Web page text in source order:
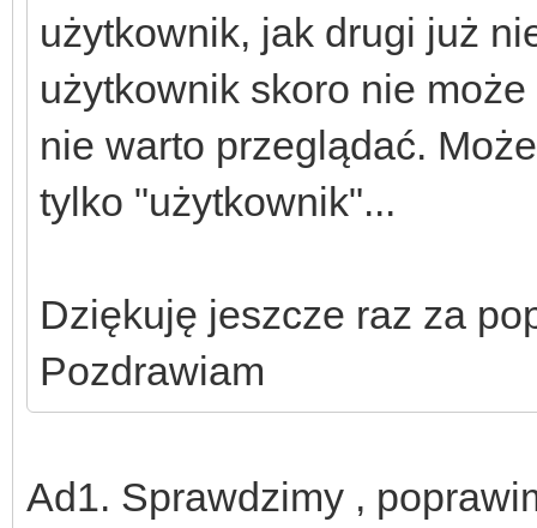
użytkownik, jak drugi już
użytkownik skoro nie
nie warto przeglądać.
tylko "użytkownik"...
Dziękuję jeszcze raz za
Pozdrawiam
Ad1. Sprawdzimy ,